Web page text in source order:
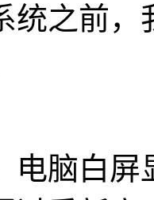
统之前，
电脑白屏